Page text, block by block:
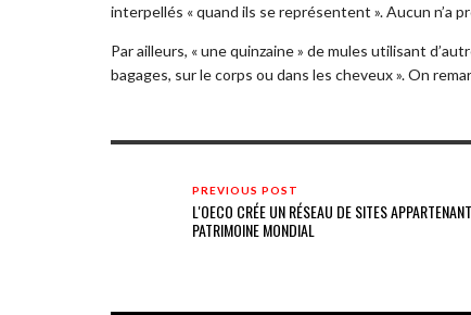
interpellés « quand ils se représentent ». Aucun n’a
Par ailleurs, « une quinzaine » de mules utilisant
bagages, sur le corps ou dans les cheveux ». On
PREVIOUS POST
L'OECO CRÉE UN RÉSEAU DE SITES
PATRIMOINE MONDIAL